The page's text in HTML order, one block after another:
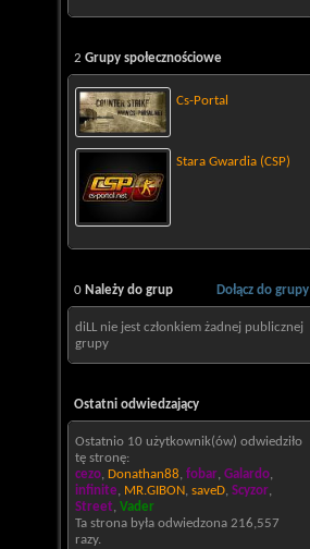
2 Grupy społecznościowe
Cs-Portal
Stara Gwardia (CSP)
Dołącz do grupy
0 Należy do grup
diLL nie jest członkiem żadnej publicznej
grupy
Ostatni odwiedzający
Ostatnio 10 użytkownik(ów) odwiedziło
tę stronę:
cezo, Donathan88, fobar, Galardo,
infinite, MR.GIBON, saveD, Scyzor,
Street, Vader
Ta strona była odwiedzona 216,557
razy.